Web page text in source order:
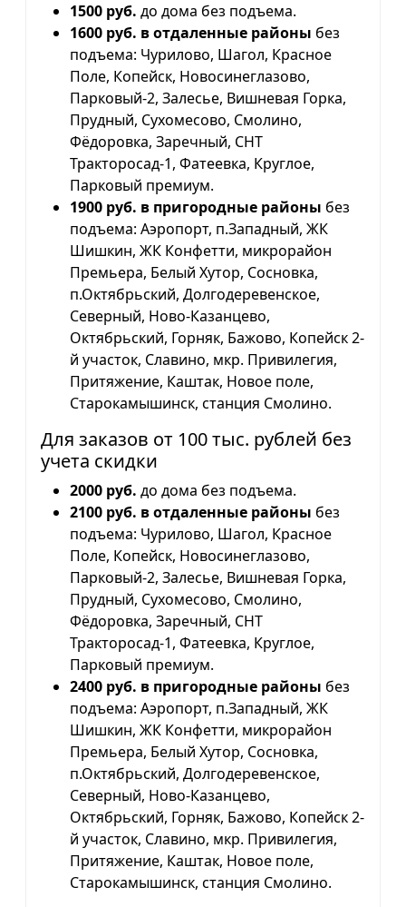
1500 руб. до дома без подъема.
1600 руб. в отдаленные районы без
подъема: Чурилово, Шагол, Красное
Поле, Копейск, Новосинеглазово,
Парковый-2, Залесье, Вишневая Горка,
Прудный, Сухомесово, Смолино,
Фёдоровка, Заречный, СНТ
Тракторосад-1, Фатеевка, Круглое,
Парковый премиум.
1900 руб. в пригородные районы без
подъема: Аэропорт, п.Западный, ЖК
Шишкин, ЖК Конфетти, микрорайон
Премьера, Белый Хутор, Сосновка,
п.Октябрьский, Долгодеревенское,
Северный, Ново-Казанцево,
Октябрьский, Горняк, Бажово, Копейск 2-
й участок, Славино, мкр. Привилегия,
Притяжение, Каштак, Новое поле,
Старокамышинск, станция Смолино.
Для заказов от 100 тыс. рублей без
учета скидки
2000 руб. до дома без подъема.
2100 руб. в отдаленные районы без
подъема: Чурилово, Шагол, Красное
Поле, Копейск, Новосинеглазово,
Парковый-2, Залесье, Вишневая Горка,
Прудный, Сухомесово, Смолино,
Фёдоровка, Заречный, СНТ
Тракторосад-1, Фатеевка, Круглое,
Парковый премиум.
2400 руб. в пригородные районы без
подъема: Аэропорт, п.Западный, ЖК
Шишкин, ЖК Конфетти, микрорайон
Премьера, Белый Хутор, Сосновка,
п.Октябрьский, Долгодеревенское,
Северный, Ново-Казанцево,
Октябрьский, Горняк, Бажово, Копейск 2-
й участок, Славино, мкр. Привилегия,
Притяжение, Каштак, Новое поле,
Старокамышинск, станция Смолино.